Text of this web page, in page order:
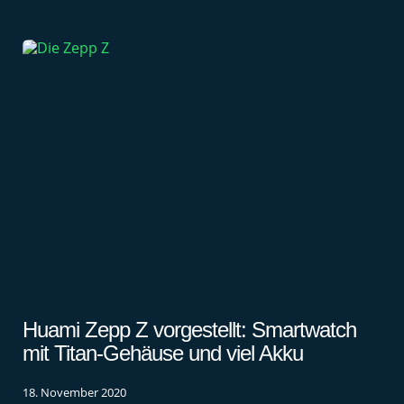
Huami Zepp Z vorgestellt: Smartwatch
mit Titan-Gehäuse und viel Akku
18. November 2020